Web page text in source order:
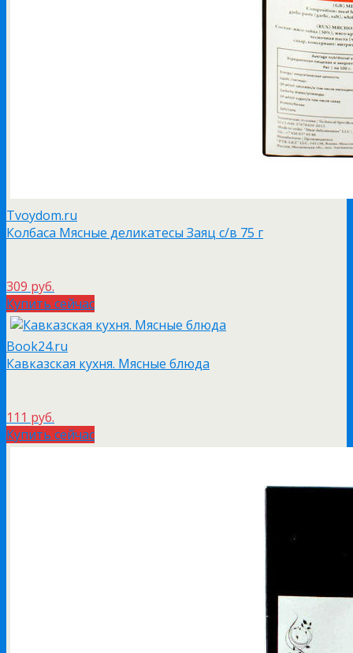
Tvoydom.ru
Колбаса Мясные деликатесы Заяц с/в 75 г
309 руб.
Купить сейчас
Book24.ru
Кавказская кухня. Мясные блюда
111 руб.
Купить сейчас